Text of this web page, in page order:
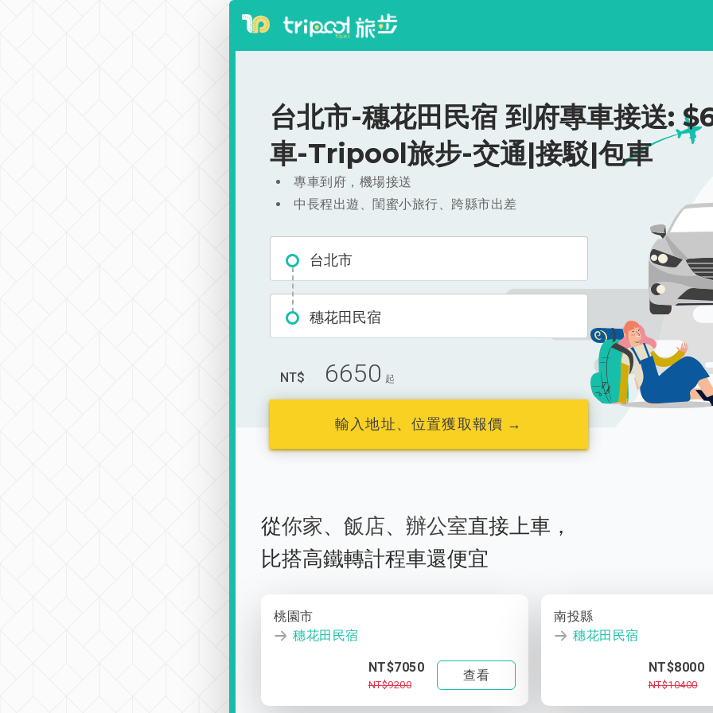
台北市-穗花田民宿 到府專車接送:
車-Tripool旅步-交通|接駁|包車
專車到府，機場接送
中長程出遊、閨蜜小旅行、跨縣市出差
台北市
穗花田民宿
NT$ 6650 起
輸入地址、位置獲取報價 →
從你家、 飯店、 辦公室直接上車，
比搭高鐵轉計程車還便宜
桃園市
穗花田民宿
NT$7050
NT$9200
查看
南投縣
穗花田民宿
NT$8000
NT$10400